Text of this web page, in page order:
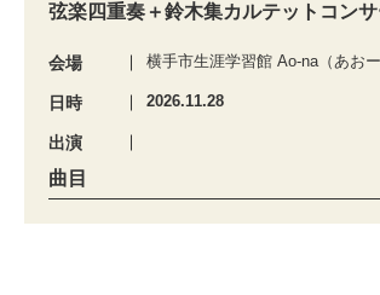
弦楽四重奏＋鈴木集カルテットコンサ
会場 横手市生涯学習館 Ao-na（あおー
日時 2026.11.28
出演
曲目